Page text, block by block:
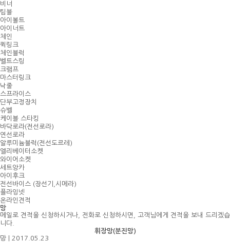
비너
팀블
아이볼트
아이너트
체인
퀵링크
체인블럭
벨트스링
크램프
마스터링크
낙줄
스프라이스
단부고정장치
슈벨
케이블 스타킹
바닥로라(전선로라)
연선로라
알루미늄블럭(전선도르레)
엘리베이터소켓
와이어소켓
세트앙카
아이후크
전선바이스 (장선기,시메라)
플라잉넷
온라인견적
망
메일로 견적을 신청하시거나, 전화로 신청하시면, 고객님에게 견적을 보내 드리겠습
니다.
휘장망(분진망)
망
2017.05.23